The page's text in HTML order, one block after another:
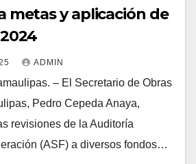
metas y aplicación de
ADMIN
– El Secretario de Obras
Pedro Cepeda Anaya,
revisiones de la Auditoría
(ASF) a diversos fondos…